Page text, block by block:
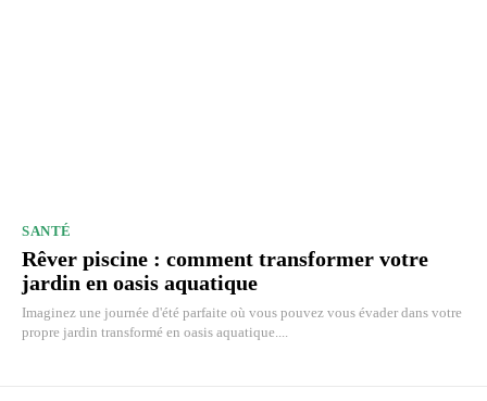
SANTÉ
Rêver piscine : comment transformer votre
jardin en oasis aquatique
Imaginez une journée d'été parfaite où vous pouvez vous évader dans votre
propre jardin transformé en oasis aquatique....